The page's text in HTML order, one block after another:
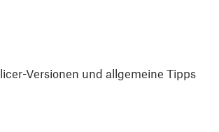
Versionen und allgemeine Tipps